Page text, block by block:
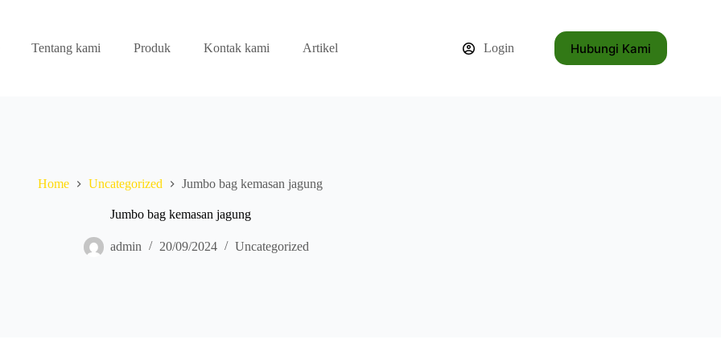
Tentang kami Produk Kontak kami Artikel Login Hubungi Kami
Home Uncategorized Jumbo bag kemasan jagung
Jumbo bag kemasan jagung
admin 20/09/2024 Uncategorized